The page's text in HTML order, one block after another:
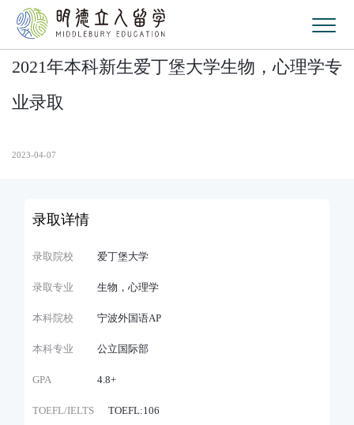
2021年本科新生爱丁堡大学生物，心理学专
业录取
2023-04-07
录取详情
录取院校 爱丁堡大学
录取专业 生物，心理学
本科院校 宁波外国语AP
本科专业 公立国际部
GPA 4.8+
TOEFL/IELTS TOEFL:106